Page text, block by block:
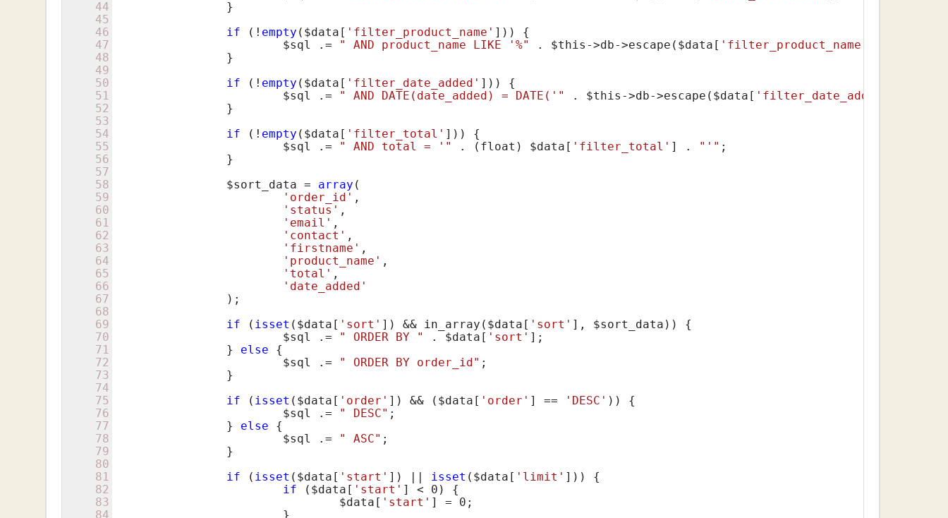
44
45
46
47
48
49
50
51
52
53
54
55
56
57
58
59
60
61
62
63
64
65
66
67
68
69
70
71
72
73
74
75
76
77
78
79
80
81
82
83
84
if (! empty ( $data [ 'filter_product_name' ])) {
$sql
.= " AND product_name LIKE '%" . $this ->db->escape( $data [ 'filter_product_name'
if (! empty ( $data [ 'filter_date_added' ])) {
$sql
.= " AND DATE(date_added) = DATE('" . $this ->db->escape( $data [ 'filter_date_added'
if (! empty ( $data [ 'filter_total' ])) {
$sql
.= " AND total = '" . (float) $data [ 'filter_total' ] . "'" ;
$sort_data = array (
'order_id' ,
'status' ,
'email' ,
'contact' ,
'firstname' ,
'product_name' ,
'total' ,
'date_added'
if ( isset ( $data [ 'sort' ]) && in_array( $data [ 'sort' ], $sort_data )) {
$sql
.= " ORDER BY " . $data [ 'sort' ];
		}
else {
$sql
.= " ORDER BY order_id" ;
if ( isset ( $data [ 'order' ]) && ( $data [ 'order' ] == 'DESC' )) {
$sql
.= " DESC" ;
		}
else {
$sql
.= " ASC" ;
if ( isset ( $data [ 'start' ]) || isset ( $data [ 'limit' ])) {
if ( $data [ 'start' ] < 0 ) {
$data [ 'start' ] = 0 ;